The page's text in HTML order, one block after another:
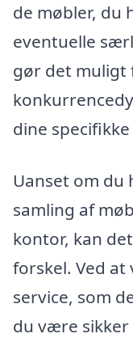
de møbler, du
eventuelle
gør det muligt
dine
Uanset om
samling af
kontor, kan
forskel. Ved
service, som
du være sikker